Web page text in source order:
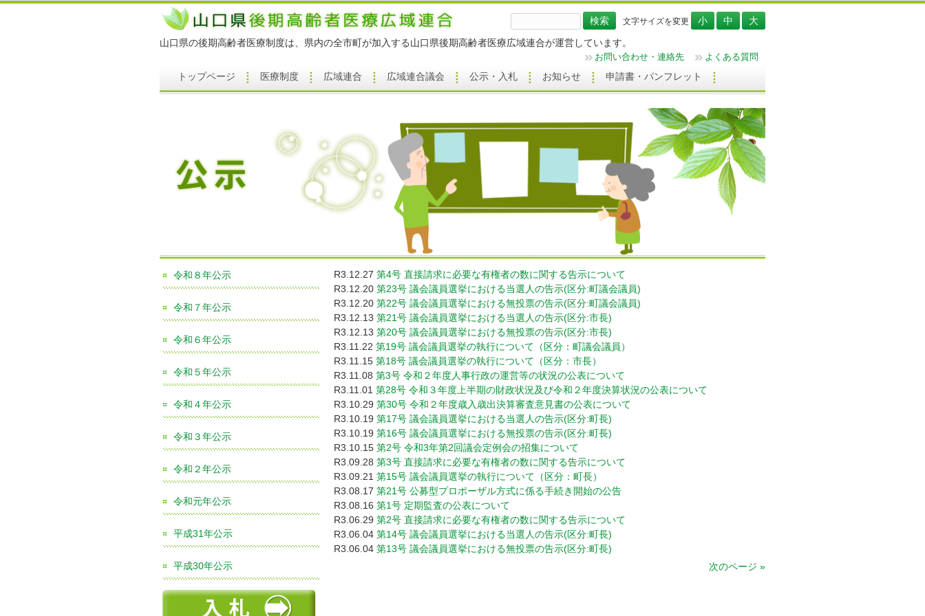
文字サイズを変更
検
索:
山口県の後期高齢者医療制度は、県内の全市町が加入する山口県後期高齢者医療広域連合が運営しています。
お問い合わせ・連絡先 よくある質問
トップページ 医療制度 広域連合 広域連合議会 公示・入札 お知らせ 申請書・パンフレット
R3.12.27 第4号 直接請求に必要な有権者の数に関する告示について
R3.12.20 第23号 議会議員選挙における当選人の告示(区分:町議会議員)
R3.12.20 第22号 議会議員選挙における無投票の告示(区分:町議会議員)
R3.12.13 第21号 議会議員選挙における当選人の告示(区分:市長)
R3.12.13 第20号 議会議員選挙における無投票の告示(区分:市長)
R3.11.22 第19号 議会議員選挙の執行について（区分：町議会議員）
R3.11.15 第18号 議会議員選挙の執行について（区分：市長）
R3.11.08 第3号 令和２年度人事行政の運営等の状況の公表について
R3.11.01 第28号 令和３年度上半期の財政状況及び令和２年度決算状況の公表について
R3.10.29 第30号 令和２年度歳入歳出決算審査意見書の公表について
R3.10.19 第17号 議会議員選挙における当選人の告示(区分:町長)
R3.10.19 第16号 議会議員選挙における無投票の告示(区分:町長)
R3.10.15 第2号 令和3年第2回議会定例会の招集について
R3.09.28 第3号 直接請求に必要な有権者の数に関する告示について
R3.09.21 第15号 議会議員選挙の執行について（区分：町長）
R3.08.17 第21号 公募型プロポーザル方式に係る手続き開始の公告
R3.08.16 第1号 定期監査の公表について
R3.06.29 第2号 直接請求に必要な有権者の数に関する告示について
R3.06.04 第14号 議会議員選挙における当選人の告示(区分:町長)
R3.06.04 第13号 議会議員選挙における無投票の告示(区分:町長)
次のページ »
令和８年公示
令和７年公示
令和６年公示
令和５年公示
令和４年公示
令和３年公示
令和２年公示
令和元年公示
平成31年公示
平成30年公示